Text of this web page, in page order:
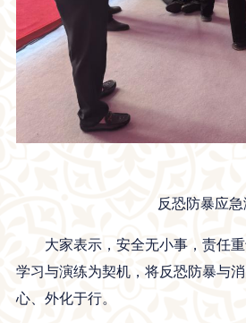
反恐防暴应急
大家表示，安全无小事，责任
学习与演练为契机，将反恐防暴与
心、外化于行。